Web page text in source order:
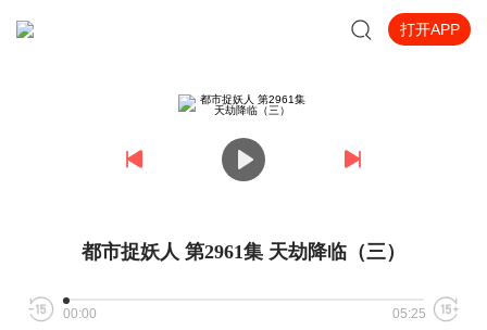
打开APP
都市捉妖人 第2961集 天劫降临（三）
00:00 05:25